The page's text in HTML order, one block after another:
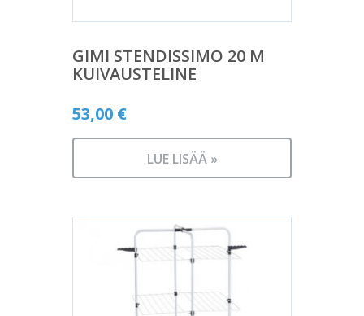
GIMI STENDISSIMO 20 M
KUIVAUSTELINE
53,00 €
LUE LISÄÄ »